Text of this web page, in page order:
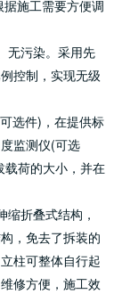
施工需要方便调
无污染。采用先
控制，实现无级
选件)，在提供标
监测仪(可选
荷的大小，并在
折叠式结构，
，免去了拆装的
柱可整体自行起
修方便，施工效